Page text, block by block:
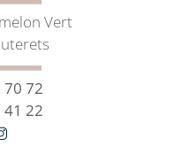
Vert
70 72
41 22